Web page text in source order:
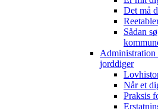
Det må
Sådan
Administration
jorddiger
Når et
Praksis